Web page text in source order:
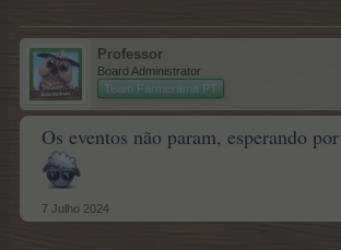
Professor
Board Administrator
Team Farmerama PT
Os eventos não param, esperando
7 Julho 2024